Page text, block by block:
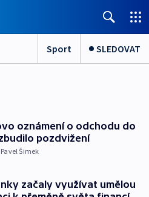
Sport SLEDOVAT
oznámení o odchodu do
pozdvižení
Pavel Šimek
začaly využívat umělou